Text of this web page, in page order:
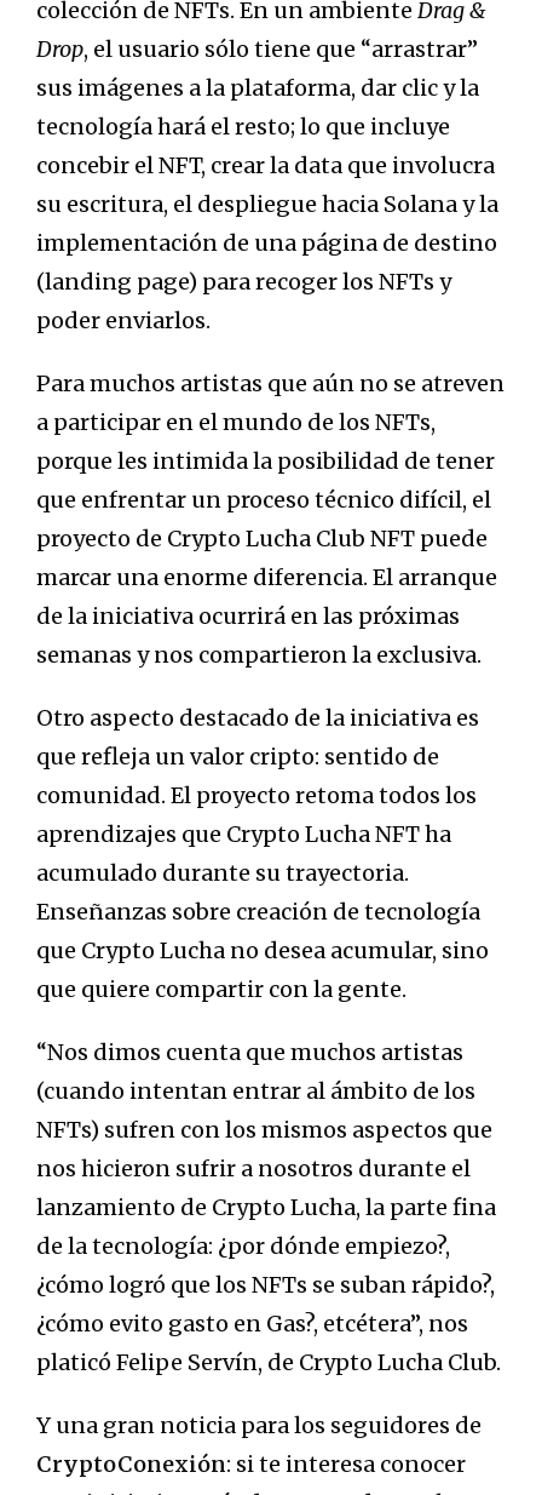
colección de NFTs. En un ambiente Drag &
Drop, el usuario sólo tiene que “arrastrar”
sus imágenes a la plataforma, dar clic y la
tecnología hará el resto; lo que incluye
concebir el NFT, crear la data que involucra
su escritura, el despliegue hacia Solana y la
implementación de una página de destino
(landing page) para recoger los NFTs y
poder enviarlos.
Para muchos artistas que aún no se atreven
a participar en el mundo de los NFTs,
porque les intimida la posibilidad de tener
que enfrentar un proceso técnico difícil, el
proyecto de Crypto Lucha Club NFT puede
marcar una enorme diferencia. El arranque
de la iniciativa ocurrirá en las próximas
semanas y nos compartieron la exclusiva.
Otro aspecto destacado de la iniciativa es
que refleja un valor cripto: sentido de
comunidad. El proyecto retoma todos los
aprendizajes que Crypto Lucha NFT ha
acumulado durante su trayectoria.
Enseñanzas sobre creación de tecnología
que Crypto Lucha no desea acumular, sino
que quiere compartir con la gente.
“Nos dimos cuenta que muchos artistas
(cuando intentan entrar al ámbito de los
NFTs) sufren con los mismos aspectos que
nos hicieron sufrir a nosotros durante el
lanzamiento de Crypto Lucha, la parte fina
de la tecnología: ¿por dónde empiezo?,
¿cómo logró que los NFTs se suban rápido?,
¿cómo evito gasto en Gas?, etcétera”, nos
platicó Felipe Servín, de Crypto Lucha Club.
Y una gran noticia para los seguidores de
CryptoConexión: si te interesa conocer